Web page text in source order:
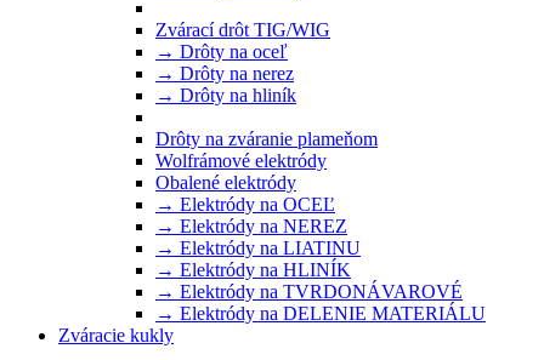
Zvárací drôt TIG/WIG
→ Drôty na oceľ
→ Drôty na nerez
→ Drôty na hliník
Drôty na zváranie plameňom
Wolfrámové elektródy
Obalené elektródy
→ Elektródy na OCEĽ
→ Elektródy na NEREZ
→ Elektródy na LIATINU
→ Elektródy na HLINÍK
→ Elektródy na TVRDONÁVAROVÉ
→ Elektródy na DELENIE MATERIÁLU
Zváracie kukly